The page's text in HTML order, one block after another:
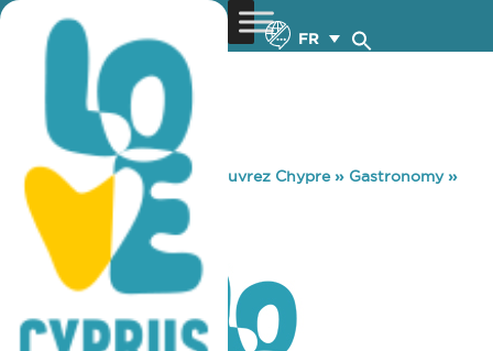
FR
You are here: Home »Découvrez Chypre» Gastronomy»
NOSTIMIES
NOSTIMIES